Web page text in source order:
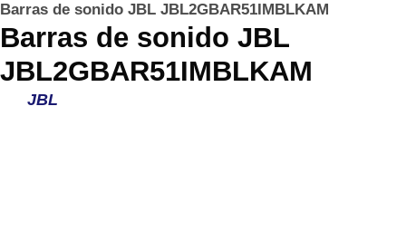
Barras de sonido JBL JBL2GBAR51IMBLKAM
Barras de sonido JBL
JBL2GBAR51IMBLKAM
JBL